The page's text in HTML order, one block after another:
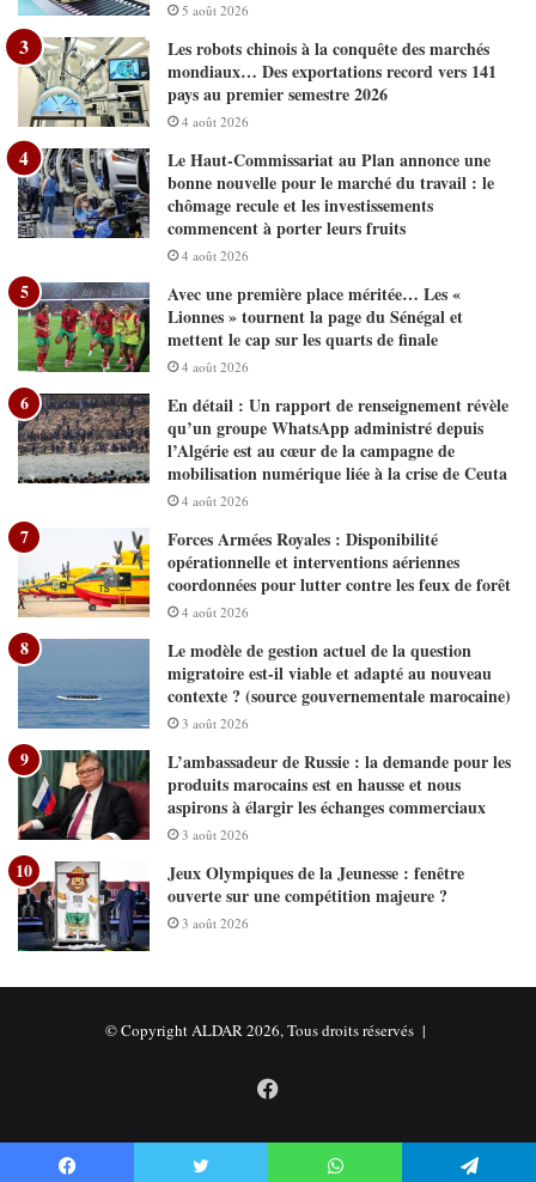
5 août 2026
Les robots chinois à la conquête des marchés
mondiaux… Des exportations record vers 141
pays au premier semestre 2026
4 août 2026
Le Haut-Commissariat au Plan annonce une
bonne nouvelle pour le marché du travail : le
chômage recule et les investissements
commencent à porter leurs fruits
4 août 2026
Avec une première place méritée… Les «
Lionnes » tournent la page du Sénégal et
mettent le cap sur les quarts de finale
4 août 2026
En détail : Un rapport de renseignement révèle
qu’un groupe WhatsApp administré depuis
l’Algérie est au cœur de la campagne de
mobilisation numérique liée à la crise de Ceuta
4 août 2026
Forces Armées Royales : Disponibilité
opérationnelle et interventions aériennes
coordonnées pour lutter contre les feux de forêt
4 août 2026
Le modèle de gestion actuel de la question
migratoire est-il viable et adapté au nouveau
contexte ? (source gouvernementale marocaine)
3 août 2026
L’ambassadeur de Russie : la demande pour les
produits marocains est en hausse et nous
aspirons à élargir les échanges commerciaux
3 août 2026
Jeux Olympiques de la Jeunesse : fenêtre
ouverte sur une compétition majeure ?
3 août 2026
© Copyright ALDAR 2026, Tous droits réservés |